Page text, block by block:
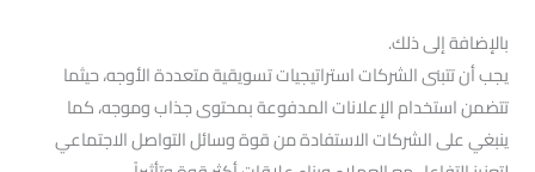
بالإضافة إلى ذلك.
يجب أن تتبنى الشركات استراتيجيات تسويقية متعددة الأوجه، حيثما
تتضمن استخدام الإعلانات المدفوعة بمحتوى جذاب وموجه، كما
ينبغي على الشركات الاستفادة من قوة وسائل التواصل الاجتماعي